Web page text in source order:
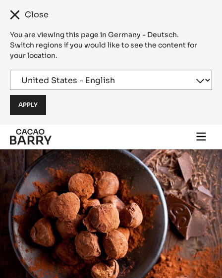
Close
You are viewing this page in Germany - Deutsch.
Switch regions if you would like to see the content for
your location.
Skip to main content
main